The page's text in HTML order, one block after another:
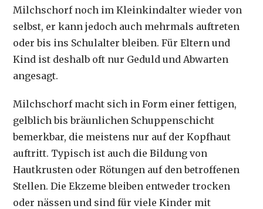
Milchschorf noch im Kleinkindalter wieder von
selbst, er kann jedoch auch mehrmals auftreten
oder bis ins Schulalter bleiben. Für Eltern und
Kind ist deshalb oft nur Geduld und Abwarten
angesagt.
Milchschorf macht sich in Form einer fettigen,
gelblich bis bräunlichen Schuppenschicht
bemerkbar, die meistens nur auf der Kopfhaut
auftritt. Typisch ist auch die Bildung von
Hautkrusten oder Rötungen auf den betroffenen
Stellen. Die Ekzeme bleiben entweder trocken
oder nässen und sind für viele Kinder mit